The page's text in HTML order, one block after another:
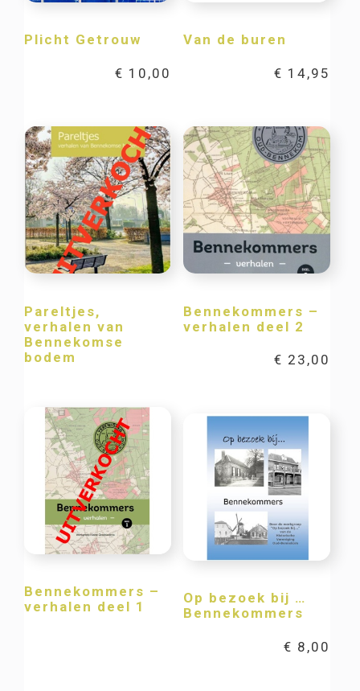
Plicht Getrouw
€ 10,00
Van de buren
€ 14,95
Pareltjes,
verhalen van
Bennekomse
bodem
Bennekommers –
verhalen deel 2
€ 23,00
Bennekommers –
verhalen deel 1
Op bezoek bij …
Bennekommers
€ 8,00